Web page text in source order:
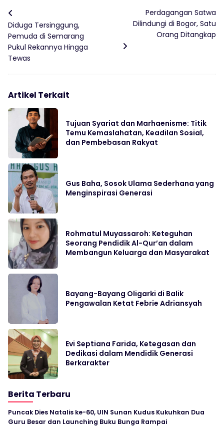
Diduga Tersinggung,
Pemuda di Semarang
Pukul Rekannya Hingga
Tewas
Perdagangan Satwa
Dilindungi di Bogor, Satu
Orang Ditangkap
Artikel Terkait
Tujuan Syariat dan Marhaenisme: Titik
Temu Kemaslahatan, Keadilan Sosial,
dan Pembebasan Rakyat
Gus Baha, Sosok Ulama Sederhana yang
Menginspirasi Generasi
Rohmatul Muyassaroh: Keteguhan
Seorang Pendidik Al-Qur’an dalam
Membangun Keluarga dan Masyarakat
Bayang-Bayang Oligarki di Balik
Pengawalan Ketat Febrie Adriansyah
Evi Septiana Farida, Ketegasan dan
Dedikasi dalam Mendidik Generasi
Berkarakter
Berita Terbaru
Puncak Dies Natalis ke-60, UIN Sunan Kudus Kukuhkan Dua
Guru Besar dan Launching Buku Bunga Rampai